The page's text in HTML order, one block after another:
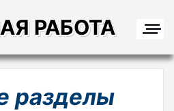
РАБОТА
разделы